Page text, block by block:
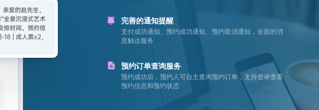
完善的通知提醒
支付成功通知、预约成功通知、预约取消通知，全面的消
息触达服务
预约订单查询服务
预约成功后，预约人可自主查询预约订单，支持登录查看
预约信息和预约状态